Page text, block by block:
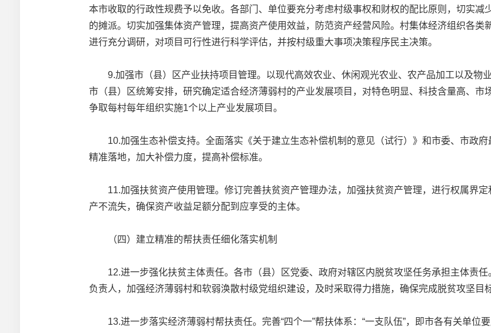
本市收取的行政性规费予以免收。各部门、单位要充分考虑村级事权和财权的配比原则，切实减
的摊派。切实加强集体资产管理，提高资产使用效益，防范资产经营风险。村集体经济组织各
进行充分调研，对项目可行性进行科学评估，并按村级重大事项决策程序民主决策。
9.加强市（县）区产业扶持项目管理。以现代高效农业、休闲观光农业、农产品加工以及物
市（县）区统筹安排，研究确定适合经济薄弱村的产业发展项目，对特色明显、科技含量高、市
争取每村每年组织实施1个以上产业发展项目。
10.加强生态补偿支持。全面落实《关于建立生态补偿机制的意见（试行）》和市委、市政府
精准落地，加大补偿力度，提高补偿标准。
11.加强扶贫资产使用管理。修订完善扶贫资产管理办法，加强扶贫资产管理，进行权属界定
产不流失，确保资产收益足额分配到应享受的主体。
（四）建立精准的帮扶责任细化落实机制
12.进一步强化扶贫主体责任。各市（县）区党委、政府对辖区内脱贫攻坚任务承担主体责任
负责人，加强经济薄弱村和软弱涣散村级党组织建设，及时采取得力措施，确保完成脱贫攻坚目标
13.进一步落实经济薄弱村帮扶责任。完善“四个一”帮扶体系：“一支队伍”，即市各有关单位